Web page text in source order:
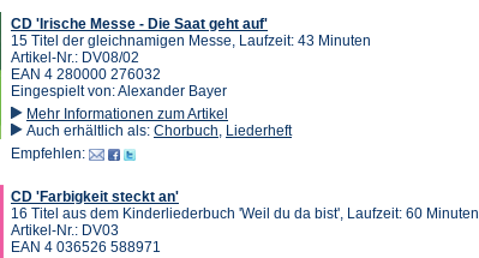
CD 'Irische Messe - Die Saat geht auf'
15 Titel der gleichnamigen Messe, Laufzeit: 43 Minuten
Artikel-Nr.: DV08/02
EAN 4 280000 276032
Eingespielt von: Alexander Bayer
Mehr Informationen zum Artikel
Auch erhältlich als: Chorbuch, Liederheft
Empfehlen:
CD 'Farbigkeit steckt an'
16 Titel aus dem Kinderliederbuch 'Weil du da bist', Laufzeit: 60 Minuten
Artikel-Nr.: DV03
EAN 4 036526 588971